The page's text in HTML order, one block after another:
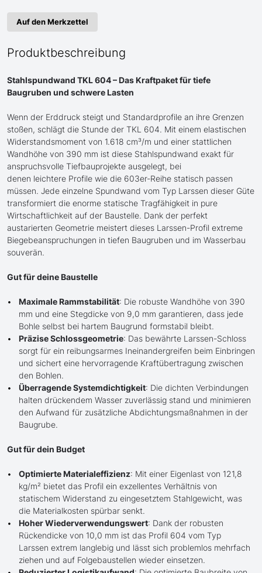
Auf den Merkzettel
Produktbeschreibung
Stahlspundwand TKL 604 – Das Kraftpaket für tiefe
Baugruben und schwere Lasten
Wenn der Erddruck steigt und Standardprofile an ihre Grenzen
stoßen, schlägt die Stunde der TKL 604. Mit einem elastischen
Widerstandsmoment von 1.618 cm³/m und einer stattlichen
Wandhöhe von 390 mm ist diese Stahlspundwand exakt für
anspruchsvolle Tiefbauprojekte ausgelegt, bei
denen leichtere Profile wie die 603er-Reihe statisch passen
müssen. Jede einzelne Spundwand vom Typ Larssen dieser Güte
transformiert die enorme statische Tragfähigkeit in pure
Wirtschaftlichkeit auf der Baustelle. Dank der perfekt
austarierten Geometrie meistert dieses Larssen-Profil extreme
Biegebeanspruchungen in tiefen Baugruben und im Wasserbau
souverän.
Gut für deine Baustelle
Maximale Rammstabilität: Die robuste Wandhöhe von 390
mm und eine Stegdicke von 9,0 mm garantieren, dass jede
Bohle selbst bei hartem Baugrund formstabil bleibt.
Präzise Schlossgeometrie: Das bewährte Larssen-Schloss
sorgt für ein reibungsarmes Ineinandergreifen beim Einbringen
und sichert eine hervorragende Kraftübertragung zwischen
den Bohlen.
Überragende Systemdichtigkeit: Die dichten Verbindungen
halten drückendem Wasser zuverlässig stand und minimieren
den Aufwand für zusätzliche Abdichtungsmaßnahmen in der
Baugrube.
Gut für dein Budget
Optimierte Materialeffizienz: Mit einer Eigenlast von 121,8
kg/m² bietet das Profil ein exzellentes Verhältnis von
statischem Widerstand zu eingesetztem Stahlgewicht, was
die Materialkosten spürbar senkt.
Hoher Wiederverwendungswert: Dank der robusten
Rückendicke von 10,0 mm ist das Profil 604 vom Typ
Larssen extrem langlebig und lässt sich problemlos mehrfach
ziehen und auf Folgebaustellen wieder einsetzen.